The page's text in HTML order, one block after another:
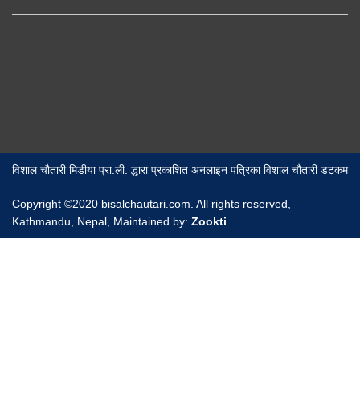
विशाल चौतारी मिडीया प्रा.ली. द्धारा प्रकाशित अनलाइन पत्रिका विशाल चौतारी डटकम
Copyright ©2020 bisalchautari.com. All rights reserved,
Kathmandu, Nepal, Maintained by: Zookti